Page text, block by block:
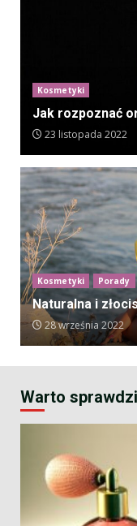
Kosmetyki
Jak rozpoznać
23 listopada 2022
Kosmetyki Porady
Naturalna i
28 września 2022
Warto